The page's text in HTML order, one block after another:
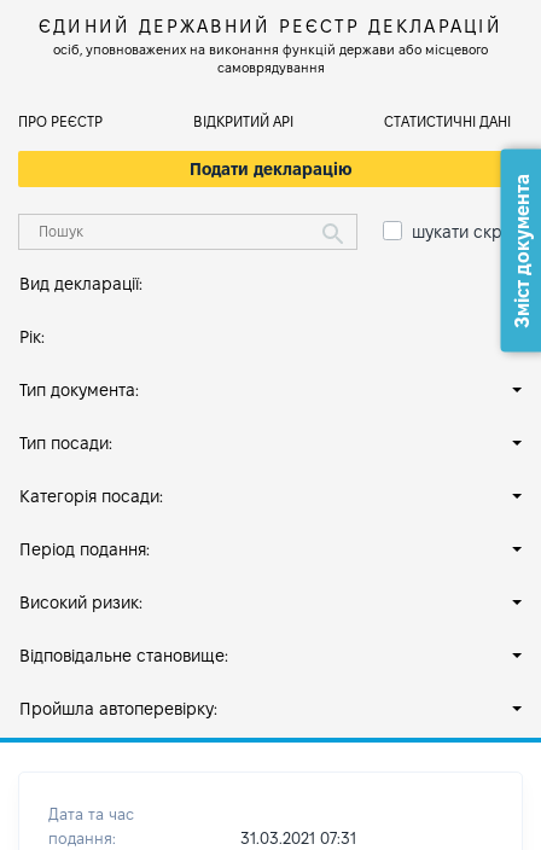
ЄДИНИЙ ДЕРЖАВНИЙ РЕЄСТР ДЕКЛАРАЦІЙ
осіб, уповноважених на виконання функцій держави або місцевого
самоврядування
ПРО РЕЄСТР ВІДКРИТИЙ АРІ СТАТИСТИЧНІ ДАНІ
Подати декларацію
шукати скрізь
Вид декларації:
Рік:
Тип документа:
Тип посади:
Категорія посади:
Період подання:
Високий ризик:
Відповідальне становище:
Пройшла автоперевірку:
Дата та час
подання:
31.03.2021 07:31
Зміст документа